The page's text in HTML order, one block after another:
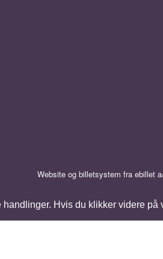
Hvis du klikker videre på
Website og billetsystem fra ebillet